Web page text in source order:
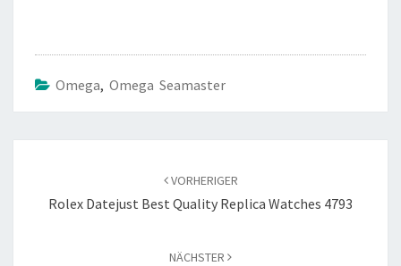
Omega, Omega Seamaster
VORHERIGER
Rolex Datejust Best Quality Replica Watches 4793
NÄCHSTER